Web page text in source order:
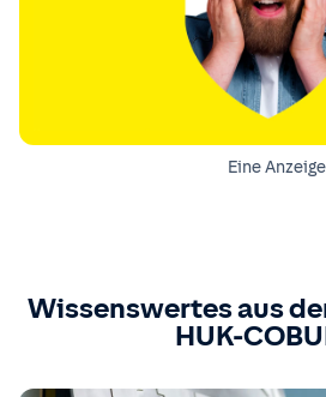
Eine
Wissenswertes aus
HUK-